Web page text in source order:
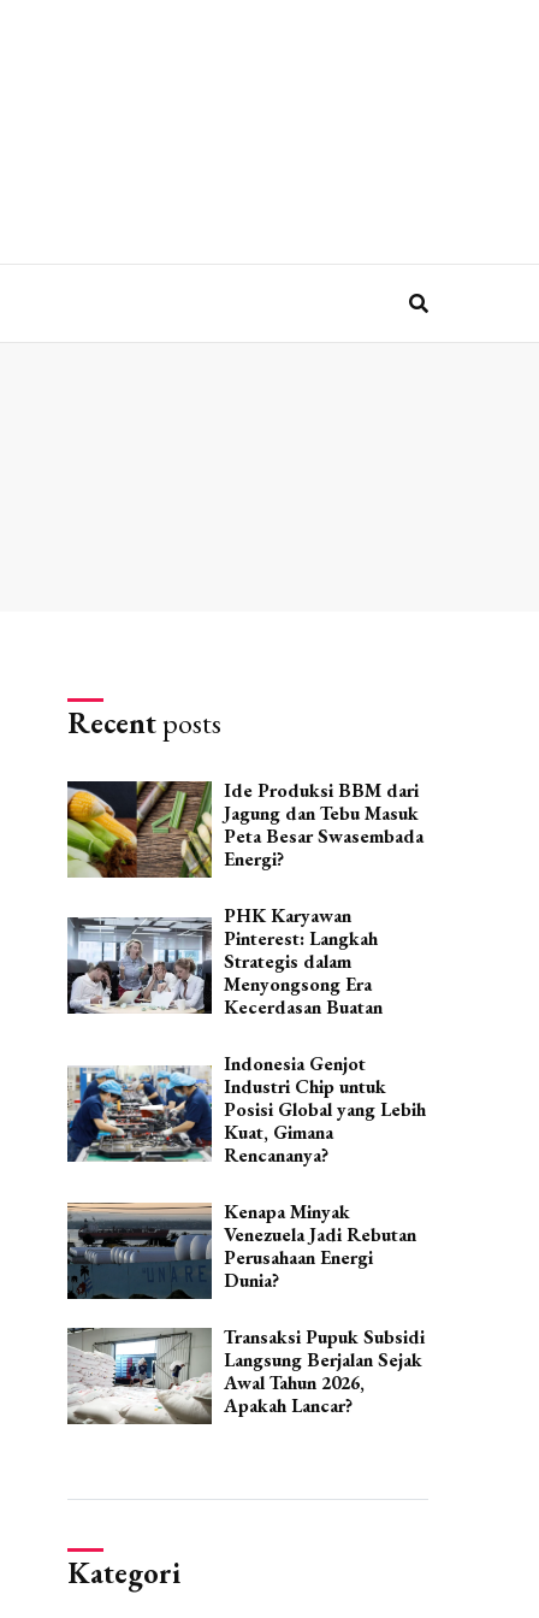
Recentposts
Ide Produksi BBM dari
Jagung dan Tebu Masuk
Peta Besar Swasembada
Energi?
PHK Karyawan
Pinterest: Langkah
Strategis dalam
Menyongsong Era
Kecerdasan Buatan
Indonesia Genjot
Industri Chip untuk
Posisi Global yang Lebih
Kuat, Gimana
Rencananya?
Kenapa Minyak
Venezuela Jadi Rebutan
Perusahaan Energi
Dunia?
Transaksi Pupuk Subsidi
Langsung Berjalan Sejak
Awal Tahun 2026,
Apakah Lancar?
Kategori